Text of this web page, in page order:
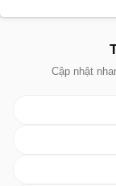
Cập nhật